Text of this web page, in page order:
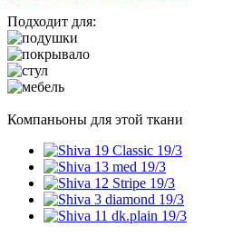
Подходит для:
Компаньоны для этой ткани